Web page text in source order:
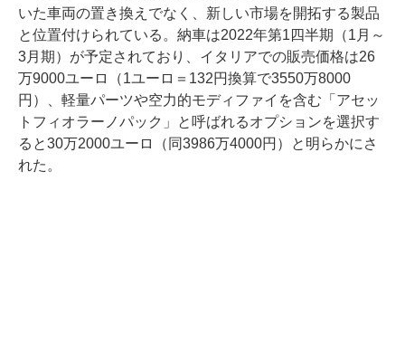
いた車両の置き換えでなく、新しい市場を開拓する製品
と位置付けられている。納車は2022年第1四半期（1月～
3月期）が予定されており、イタリアでの販売価格は26
万9000ユーロ（1ユーロ＝132円換算で3550万8000
円）、軽量パーツや空力的モディファイを含む「アセッ
トフィオラーノパック」と呼ばれるオプションを選択す
ると30万2000ユーロ（同3986万4000円）と明らかにさ
れた。